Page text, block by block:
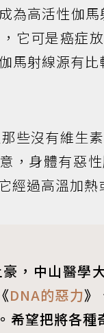
為高活性伽
它可是癌症
馬射線源有
些沒有維生
，身體有惡
經過高溫加熱
，中山醫學
DNA的惡力》
希望把將各